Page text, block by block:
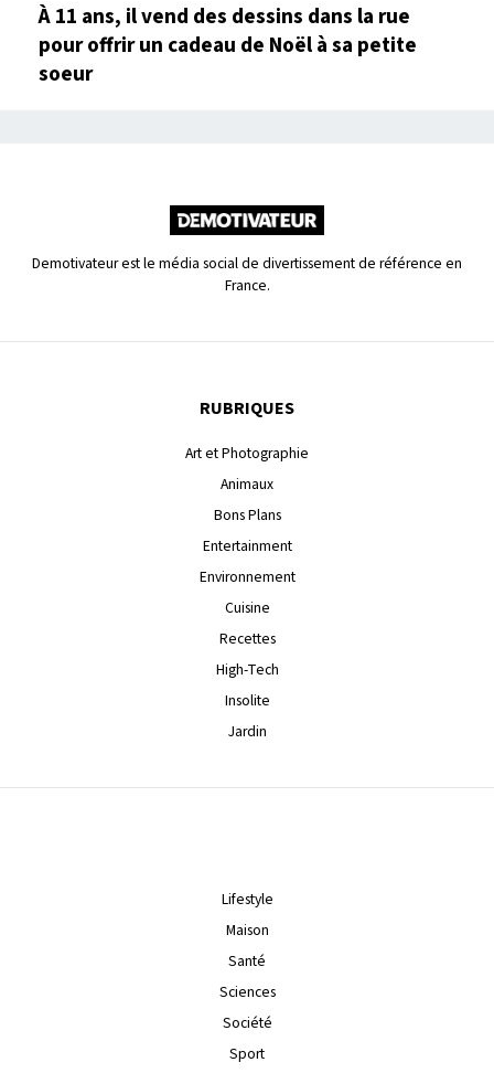
À 11 ans, il vend des dessins dans la rue
pour offrir un cadeau de Noël à sa petite
soeur
Demotivateur est le média social de divertissement de référence en
France.
RUBRIQUES
Art et Photographie
Animaux
Bons Plans
Entertainment
Environnement
Cuisine
Recettes
High-Tech
Insolite
Jardin
Lifestyle
Maison
Santé
Sciences
Société
Sport